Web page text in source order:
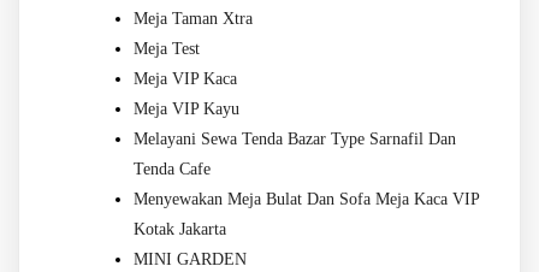
Meja Taman Xtra
Meja Test
Meja VIP Kaca
Meja VIP Kayu
Melayani Sewa Tenda Bazar Type Sarnafil Dan
Tenda Cafe
Menyewakan Meja Bulat Dan Sofa Meja Kaca VIP
Kotak Jakarta
MINI GARDEN